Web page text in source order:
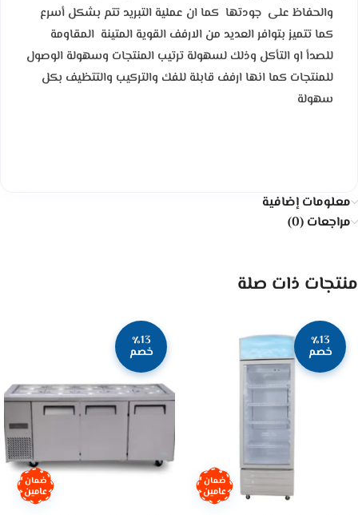
والحفاظ على جودتها كما ان عملية التبريد تتم بشكل أسرع
كما تتميز بتوافر العديد من الارفف القوية المتينة المقاومة
للصدأ او التأكل وذلك لسهولة ترتيب المنتجات وسهولة الوصول
للمنتجات كما انها ارفف قابلة للفك والتركيب والتتظيف بكل
سهولة
معلومات إضافية
مراجعات (0)
منتجات ذات صلة
٪13
خصم
ضمان
عامين
٪13
خصم
ضمان
عامين